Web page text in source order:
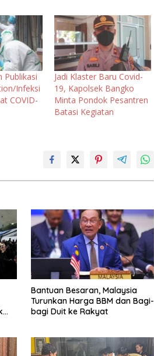
Publikasi
Infeksi
COVID-
Jadi Klaster Baru Covid-
19, Kapolsek Bangko
Minta Pondok Pesantren
Batasi Kegiatan
Bantuan Besaran, Malaysia
Turunkan Harga BBM dan Bagi-
bagi Duit ke Rakyat